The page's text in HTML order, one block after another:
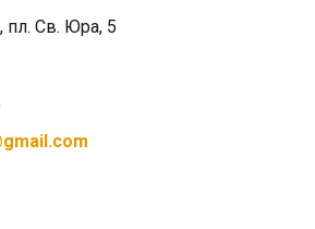
пл. Св. Юра, 5